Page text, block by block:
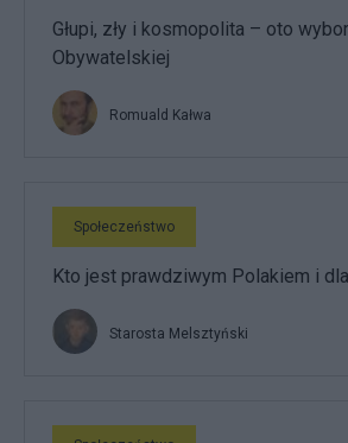
Głupi, zły i kosmopolita – oto
Obywatelskiej
Romuald Kałwa
Społeczeństwo
Kto jest prawdziwym Polakiem i
Starosta Melsztyński